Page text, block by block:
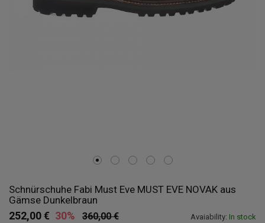
Schnürschuhe Fabi Must Eve MUST EVE NOVAK aus
Gämse Dunkelbraun
Avaiability: In stock
360,00 €
252,00 € 30%